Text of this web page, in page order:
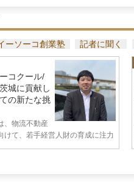
ーソーコ創業塾 記者に聞く
コクール/
城に貢献し
の新たな挑
、物流不動産
けて、若手経営人財の育成に注力